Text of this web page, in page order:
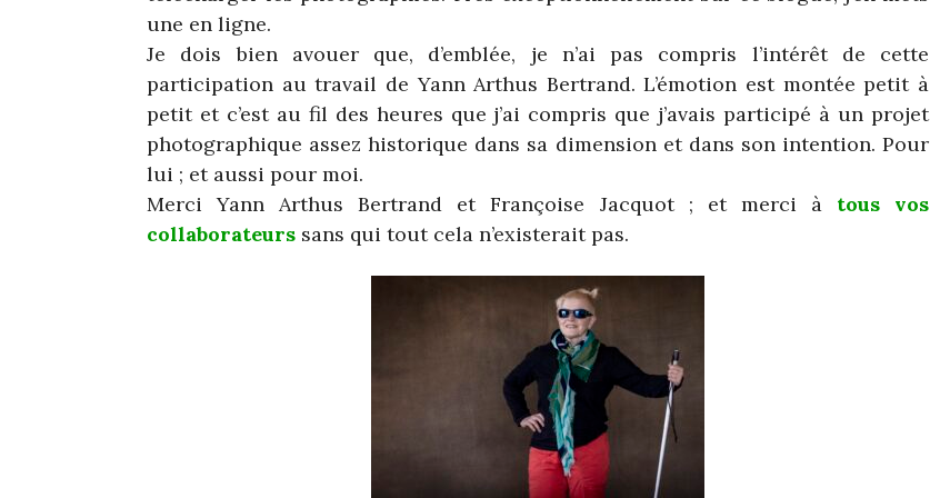
une en ligne.
Je dois bien avouer que, d’emblée, je n’ai pas compris l’intérêt de cette
participation au travail de Yann Arthus Bertrand. L’émotion est montée petit à
petit et c’est au fil des heures que j’ai compris que j’avais participé à un projet
photographique assez historique dans sa dimension et dans son intention. Pour
lui ; et aussi pour moi.
Merci Yann Arthus Bertrand et Françoise Jacquot ; et merci à tous vos
collaborateurs sans qui tout cela n’existerait pas.